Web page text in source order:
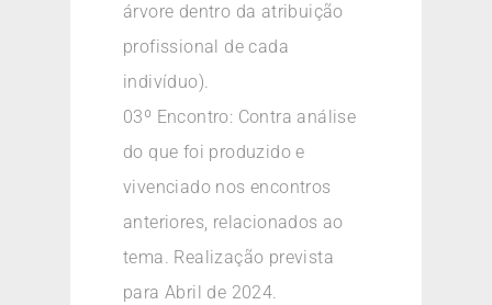
árvore dentro da atribuição
profissional de cada
indivíduo).
03º Encontro: Contra análise
do que foi produzido e
vivenciado nos encontros
anteriores, relacionados ao
tema. Realização prevista
para Abril de 2024.